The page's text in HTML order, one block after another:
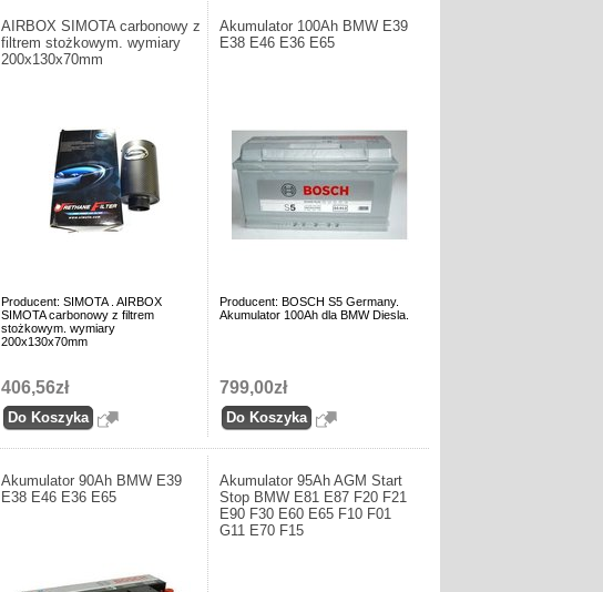
AIRBOX SIMOTA carbonowy z
filtrem stożkowym. wymiary
200x130x70mm
Producent: SIMOTA . AIRBOX
SIMOTA carbonowy z filtrem
stożkowym. wymiary
200x130x70mm
406,56zł
Akumulator 100Ah BMW E39
E38 E46 E36 E65
Producent: BOSCH S5 Germany.
Akumulator 100Ah dla BMW Diesla.
799,00zł
Akumulator 90Ah BMW E39
E38 E46 E36 E65
Akumulator 95Ah AGM Start
Stop BMW E81 E87 F20 F21
E90 F30 E60 E65 F10 F01
G11 E70 F15